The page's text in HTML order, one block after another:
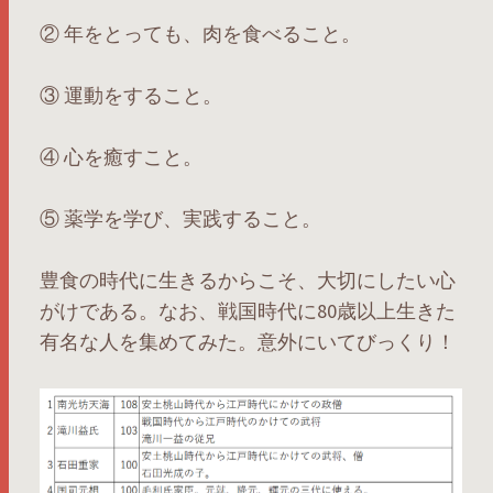
② 年をとっても、肉を食べること。
③ 運動をすること。
④ 心を癒すこと。
⑤ 薬学を学び、実践すること。
豊食の時代に生きるからこそ、大切にしたい心
がけである。なお、戦国時代に80歳以上生きた
有名な人を集めてみた。意外にいてびっくり！